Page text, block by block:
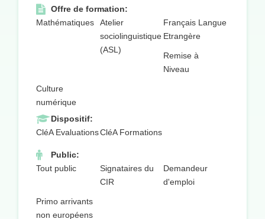
Offre de formation:
Mathématiques
Atelier
sociolinguistique
(ASL)
Français Langue
Etrangère
Remise à
Niveau
Culture
numérique
Dispositif:
CléA EvaluationsCléA Formations
Public:
Tout public
Signataires du
CIR
Demandeur
d'emploi
Primo arrivants
non européens